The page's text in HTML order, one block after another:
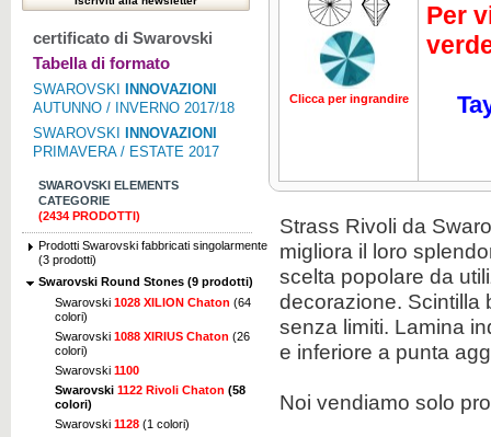
certificato di Swarovski
Tabella di formato
SWAROVSKI
INNOVAZIONI
AUTUNNO / INVERNO 2017/18
SWAROVSKI
INNOVAZIONI
PRIMAVERA / ESTATE 2017
SWAROVSKI ELEMENTS
CATEGORIE
(2434 PRODOTTI)
Prodotti Swarovski fabbricati singolarmente
(3 prodotti)
Swarovski Round Stones (9 prodotti)
Swarovski 1028 XILION Chaton (64
colori)
Swarovski 1088 XIRIUS Chaton (26
colori)
Swarovski 1100
Swarovski 1122 Rivoli Chaton (58
colori)
Swarovski 1128 (1 colori)
Clicca per ingrandire Clicca per
Per
Strass Rivoli da
migliora il loro
scelta popolare da
decorazione. Scintilla
senza limiti. Lamina
e inferiore a punta
Noi vendiamo solo